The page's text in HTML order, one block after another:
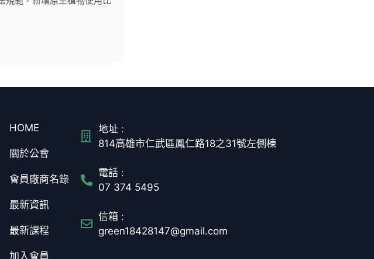
HOME
關於公會
會員廠商名錄
最新資訊
最新課程
加入會員
地址 :
814高雄市仁武區鳳仁路18之31號左側棟
電話 :
07 374 5495
信箱 :
green18428147@gmail.com